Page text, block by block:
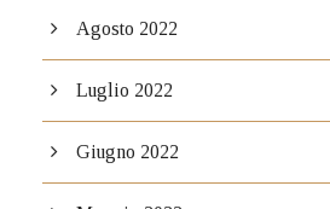
Agosto 2022
Luglio 2022
Giugno 2022